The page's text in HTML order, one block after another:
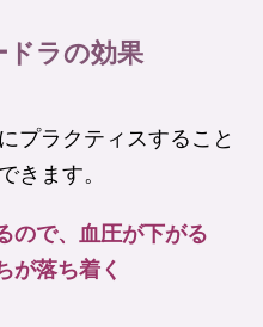
ドラの効果
プラクティスすること
きます。
ので、血圧が下がる
が落ち着く